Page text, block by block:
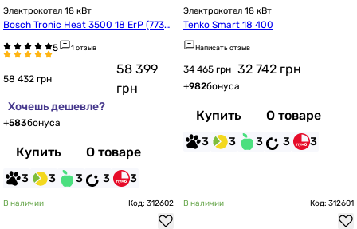
Электрокотел 18 кВт
Bosch Tronic Heat 3500 18 ErP (7738
1 отзыв
58 432 грн
58 399
грн
Хочешь дешевле?
+583бонуса
Купить О товаре
3 3 3 3 3
Электрокотел 18 кВт
Tenko Smart 18 400
Написать отзыв
34 465 грн 32 742 грн
+982бонуса
Купить О товаре
3 3 3 3 3
В наличии Код: 312602 В наличии Код: 312601